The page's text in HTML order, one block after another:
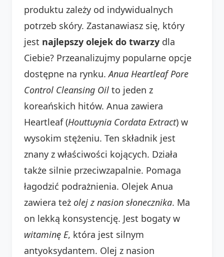
produktu zależy od indywidualnych
potrzeb skóry. Zastanawiasz się, który
jest najlepszy olejek do twarzy dla
Ciebie? Przeanalizujmy popularne opcje
dostępne na rynku.Anua Heartleaf Pore
Control Cleansing Oil to jeden z
koreańskich hitów. Anua zawiera
Heartleaf (Houttuynia Cordata Extract) w
wysokim stężeniu. Ten składnik jest
znany z właściwości kojących. Działa
także silnie przeciwzapalnie. Pomaga
łagodzić podrażnienia. Olejek Anua
zawiera też olej z nasion słonecznika. Ma
on lekką konsystencję. Jest bogaty w
witaminę E, która jest silnym
antyoksydantem. Olej z nasion